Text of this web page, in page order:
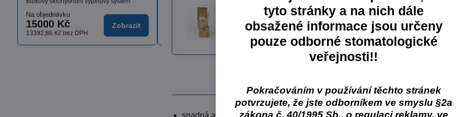
Obaly na kousací blok OPG 4 x 8,4 cm, 500 ks
Skladové číslo:1-40B
Na objednávku
15000 Kč
13392,86 Kč bez DPH
Zobrazit od 1636,17 Kč
od 1460,87 Kč
Zobrazit
Skladem
od 269 Kč
od 222,31 Kčbez DPH
Zobrazit
tyto stránky a na nich dále
obsažené informace jsou určeny
pouze odborné stomatologické
veřejnosti!!
Pokračováním v používání těchto stránek
potvrzujete, že jste odborníkem ve smyslu §2a
zákona č. 40/1995 Sb., o regulaci reklamy, ve